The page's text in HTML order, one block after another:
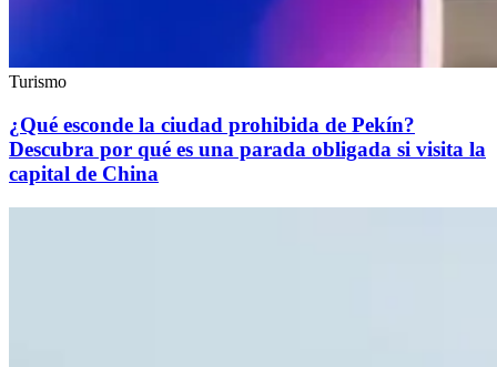
Turismo
¿Qué esconde la ciudad prohibida de Pekín?
Descubra por qué es una parada obligada si visita la
capital de China